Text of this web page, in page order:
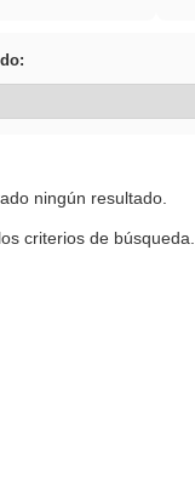
ningún resultado.
criterios de búsqueda.